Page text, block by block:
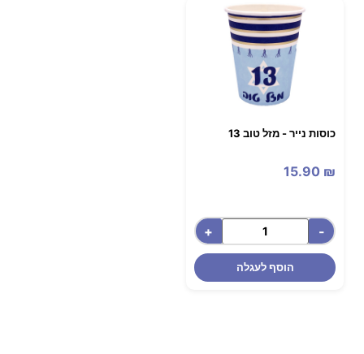
כוסות נייר - מזל טוב 13
15.90 ₪
-
+
הוסף לעגלה